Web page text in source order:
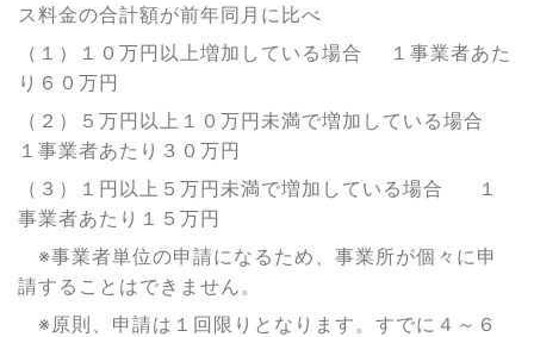
ス料金の合計額が前年同月に比べ
（１）１０万円以上増加している場合 １事業者あた
り６０万円
（２）５万円以上１０万円未満で増加している場合
１事業者あたり３０万円
（３）１円以上５万円未満で増加している場合 １
事業者あたり１５万円
※事業者単位の申請になるため、事業所が個々に申
請することはできません。
※原則、申請は１回限りとなります。すでに４～６